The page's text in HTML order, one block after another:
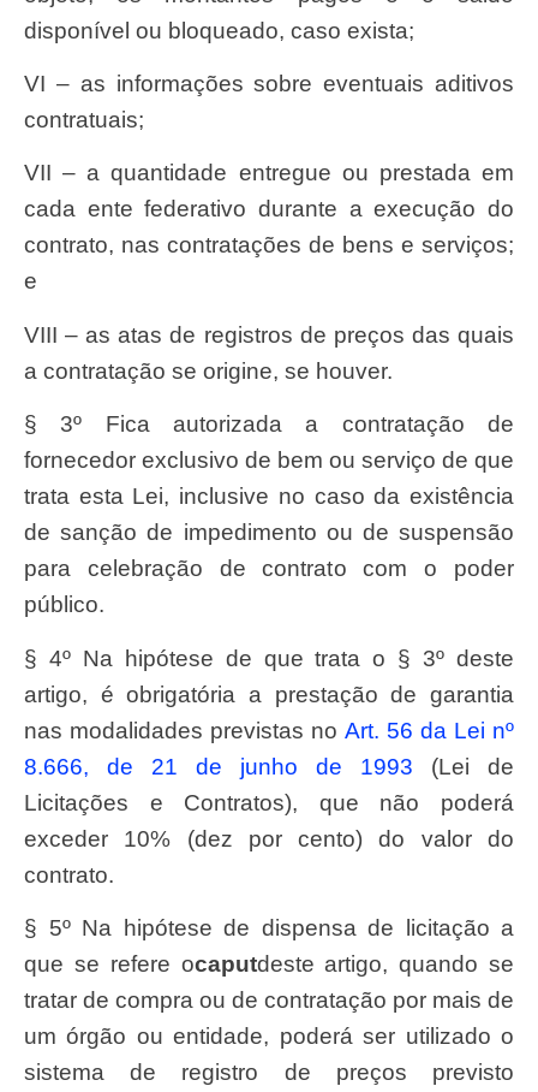
disponível ou bloqueado, caso exista;
VI – as informações sobre eventuais aditivos
contratuais;
VII – a quantidade entregue ou prestada em
cada ente federativo durante a execução do
contrato, nas contratações de bens e serviços;
e
VIII – as atas de registros de preços das quais
a contratação se origine, se houver.
§ 3º Fica autorizada a contratação de
fornecedor exclusivo de bem ou serviço de que
trata esta Lei, inclusive no caso da existência
de sanção de impedimento ou de suspensão
para celebração de contrato com o poder
público.
§ 4º Na hipótese de que trata o § 3º deste
artigo, é obrigatória a prestação de garantia
nas modalidades previstas no art. 56 da Lei nº
8.666, de 21 de junho de 1993 (Lei de
Licitações e Contratos), que não poderá
exceder 10% (dez por cento) do valor do
contrato.
§ 5º Na hipótese de dispensa de licitação a
que se refere o caputdeste artigo, quando se
tratar de compra ou de contratação por mais de
um órgão ou entidade, poderá ser utilizado o
sistema de registro de preços previsto